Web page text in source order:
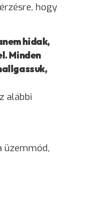
hogy
hidak,
Minden
alábbi
üzemmód,